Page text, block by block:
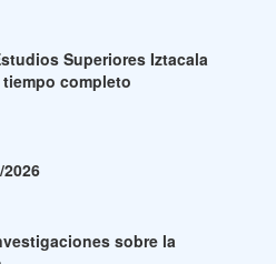
Superiores Iztacala
completo
sobre la